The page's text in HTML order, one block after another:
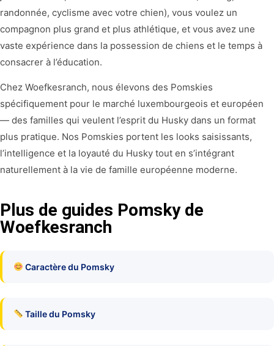
randonnée, cyclisme avec votre chien), vous voulez un
compagnon plus grand et plus athlétique, et vous avez une
vaste expérience dans la possession de chiens et le temps à
consacrer à l’éducation.
Chez Woefkesranch, nous élevons des Pomskies
spécifiquement pour le marché luxembourgeois et européen
— des familles qui veulent l’esprit du Husky dans un format
plus pratique. Nos Pomskies portent les looks saisissants,
l’intelligence et la loyauté du Husky tout en s’intégrant
naturellement à la vie de famille européenne moderne.
Plus de guides Pomsky de
Woefkesranch
Caractère du Pomsky
Taille du Pomsky